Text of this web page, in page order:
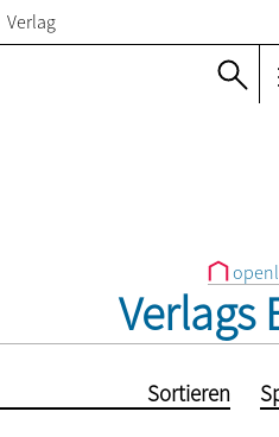
Verlag
Verlags
Sortieren